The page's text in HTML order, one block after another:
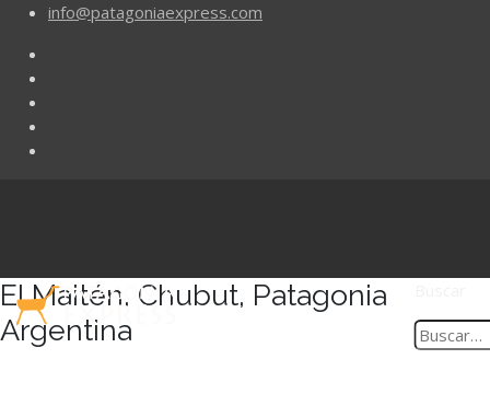
info@patagoniaexpress.com
El Maitén, Chubut, Patagonia
Argentina